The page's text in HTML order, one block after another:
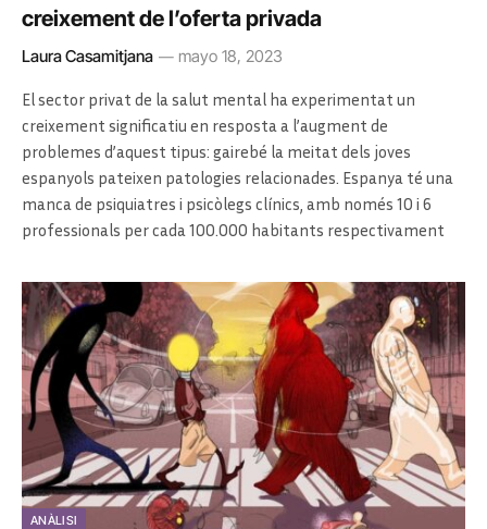
creixement de l’oferta privada
Laura Casamitjana mayo 18, 2023
El sector privat de la salut mental ha experimentat un
creixement significatiu en resposta a l’augment de
problemes d’aquest tipus: gairebé la meitat dels joves
espanyols pateixen patologies relacionades. Espanya té una
manca de psiquiatres i psicòlegs clínics, amb només 10 i 6
professionals per cada 100.000 habitants respectivament
ANÀLISI